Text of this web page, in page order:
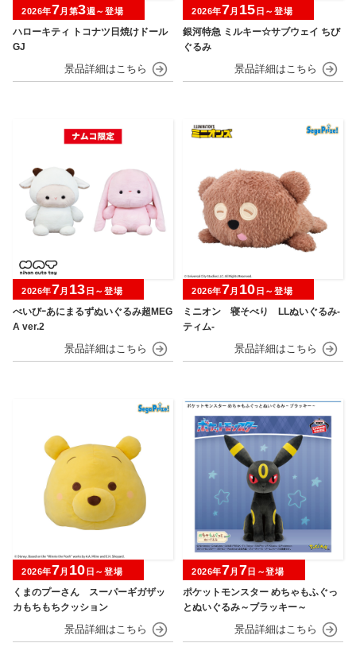
ハローキティ トコナツ日焼けドール
GJ
2026年7月第3週～登場
銀河特急 ミルキー☆サブウェイ ちび
ぐるみ
2026年7月 15 日～登場
べいびｰあにまるずぬいぐるみ超MEG
A ver.2
2026年7月 13 日～登場
ミニオン 寝そべり LLぬいぐるみ‐
ティム‐
2026年7月 10 日～登場
くまのプーさん スーパーギガザッ
カもちもちクッション
2026年7月 10 日～登場
ポケットモンスター めちゃもふぐっ
とぬいぐるみ～ブラッキー～
2026年7月 7日～登場